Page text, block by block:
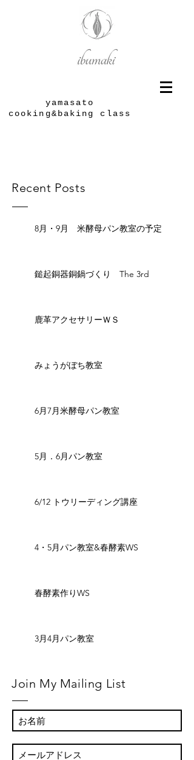
yamasato
cooking&baking class
Recent Posts
8月・9月 米酵母パン教室の予定
鎚起銅器銅鍋づくり The 3rd
鹿革アクセサリーＷＳ
みょうがぼち教室
6月7月米酵母パン教室
5月．6月パン教室
6/12 トウリーディング講座
4・5月パン教室&春酵素WS
春酵素作りWS
3月4月パン教室
Join My Mailing List